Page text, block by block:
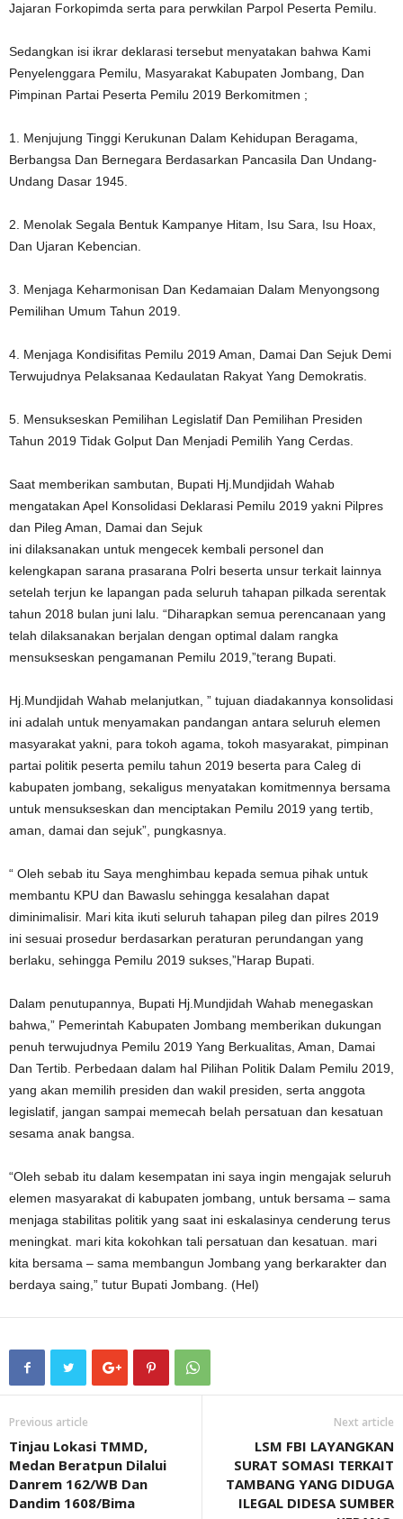
Jajaran Forkopimda serta para perwkilan Parpol Peserta Pemilu.
Sedangkan isi ikrar deklarasi tersebut menyatakan bahwa Kami
Penyelenggara Pemilu, Masyarakat Kabupaten Jombang, Dan
Pimpinan Partai Peserta Pemilu 2019 Berkomitmen ;
1. Menjujung Tinggi Kerukunan Dalam Kehidupan Beragama,
Berbangsa Dan Bernegara Berdasarkan Pancasila Dan Undang-
Undang Dasar 1945.
2. Menolak Segala Bentuk Kampanye Hitam, Isu Sara, Isu Hoax,
Dan Ujaran Kebencian.
3. Menjaga Keharmonisan Dan Kedamaian Dalam Menyongsong
Pemilihan Umum Tahun 2019.
4. Menjaga Kondisifitas Pemilu 2019 Aman, Damai Dan Sejuk Demi
Terwujudnya Pelaksanaa Kedaulatan Rakyat Yang Demokratis.
5. Mensukseskan Pemilihan Legislatif Dan Pemilihan Presiden
Tahun 2019 Tidak Golput Dan Menjadi Pemilih Yang Cerdas.
Saat memberikan sambutan, Bupati Hj.Mundjidah Wahab
mengatakan Apel Konsolidasi Deklarasi Pemilu 2019 yakni Pilpres
dan Pileg Aman, Damai dan Sejuk
ini dilaksanakan untuk mengecek kembali personel dan
kelengkapan sarana prasarana Polri beserta unsur terkait lainnya
setelah terjun ke lapangan pada seluruh tahapan pilkada serentak
tahun 2018 bulan juni lalu. “Diharapkan semua perencanaan yang
telah dilaksanakan berjalan dengan optimal dalam rangka
mensukseskan pengamanan Pemilu 2019,”terang Bupati.
Hj.Mundjidah Wahab melanjutkan, ” tujuan diadakannya konsolidasi
ini adalah untuk menyamakan pandangan antara seluruh elemen
masyarakat yakni, para tokoh agama, tokoh masyarakat, pimpinan
partai politik peserta pemilu tahun 2019 beserta para Caleg di
kabupaten jombang, sekaligus menyatakan komitmennya bersama
untuk mensukseskan dan menciptakan Pemilu 2019 yang tertib,
aman, damai dan sejuk”, pungkasnya.
“ Oleh sebab itu Saya menghimbau kepada semua pihak untuk
membantu KPU dan Bawaslu sehingga kesalahan dapat
diminimalisir. Mari kita ikuti seluruh tahapan pileg dan pilres 2019
ini sesuai prosedur berdasarkan peraturan perundangan yang
berlaku, sehingga Pemilu 2019 sukses,”Harap Bupati.
Dalam penutupannya, Bupati Hj.Mundjidah Wahab menegaskan
bahwa,” Pemerintah Kabupaten Jombang memberikan dukungan
penuh terwujudnya Pemilu 2019 Yang Berkualitas, Aman, Damai
Dan Tertib. Perbedaan dalam hal Pilihan Politik Dalam Pemilu 2019,
yang akan memilih presiden dan wakil presiden, serta anggota
legislatif, jangan sampai memecah belah persatuan dan kesatuan
sesama anak bangsa.
“Oleh sebab itu dalam kesempatan ini saya ingin mengajak seluruh
elemen masyarakat di kabupaten jombang, untuk bersama – sama
menjaga stabilitas politik yang saat ini eskalasinya cenderung terus
meningkat. mari kita kokohkan tali persatuan dan kesatuan. mari
kita bersama – sama membangun Jombang yang berkarakter dan
berdaya saing,” tutur Bupati Jombang. (Hel)
Previous article
Tinjau Lokasi TMMD,
Medan Beratpun Dilalui
Danrem 162/WB Dan
Dandim 1608/Bima
Next article
LSM FBI LAYANGKAN
SURAT SOMASI TERKAIT
TAMBANG YANG DIDUGA
ILEGAL DIDESA SUMBER